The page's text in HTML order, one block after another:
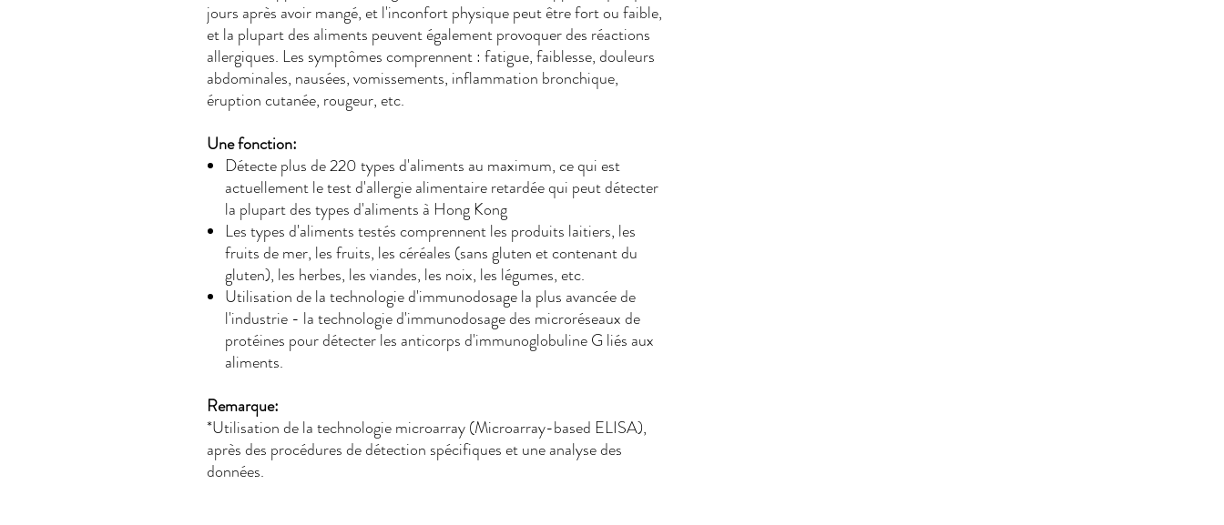
jours après avoir mangé, et l'inconfort physique peut être fort ou faible,
et la plupart des aliments peuvent également provoquer des réactions
allergiques. Les symptômes comprennent : fatigue, faiblesse, douleurs
abdominales, nausées, vomissements, inflammation bronchique,
éruption cutanée, rougeur, etc.
Une fonction:
Détecte plus de 220 types d'aliments au maximum, ce qui est
actuellement le test d'allergie alimentaire retardée qui peut détecter
la plupart des types d'aliments à Hong Kong
Les types d'aliments testés comprennent les produits laitiers, les
fruits de mer, les fruits, les céréales (sans gluten et contenant du
gluten), les herbes, les viandes, les noix, les légumes, etc.
Utilisation de la technologie d'immunodosage la plus avancée de
l'industrie - la technologie d'immunodosage des microréseaux de
protéines pour détecter les anticorps d'immunoglobuline G liés aux
aliments.
Remarque:
*Utilisation de la technologie microarray (Microarray-based ELISA),
après des procédures de détection spécifiques et une analyse des
données.